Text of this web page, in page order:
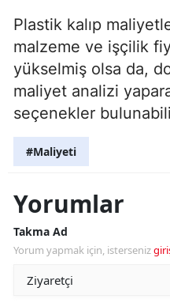
Plastik kalıp
malzeme ve işçilik
yükselmiş olsa da,
maliyet analizi
seçenekler
#Maliyeti
Yorumlar
Takma Ad
Yorum yapmak için, isterseniz